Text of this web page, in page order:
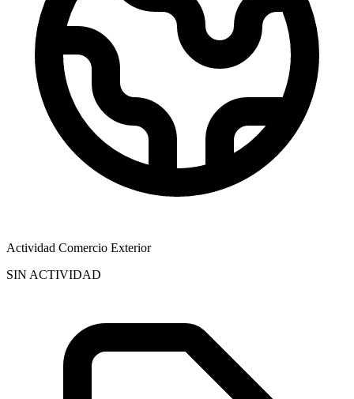
Actividad Comercio Exterior
SIN ACTIVIDAD